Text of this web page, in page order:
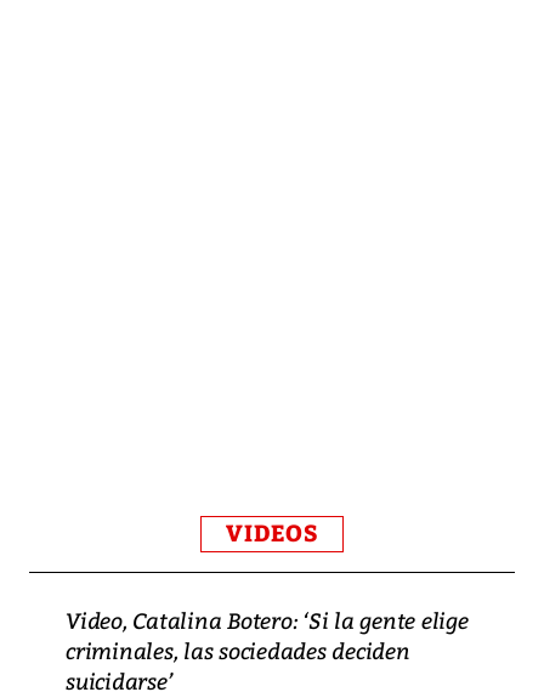
VIDEOS
Video, Catalina Botero: ‘Si la gente elige
criminales, las sociedades deciden
suicidarse’